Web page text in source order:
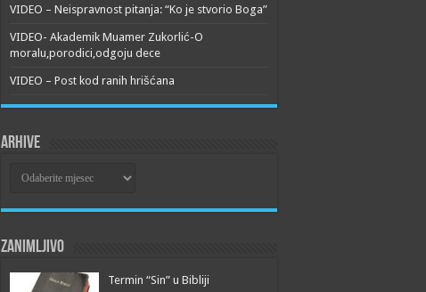
VIDEO – Neispravnost pitanja: “Ko je stvorio Boga”
VIDEO- Akademik Muamer Zukorlić-O
moralu,porodici,odgoju dece
VIDEO – Post kod ranih hrišćana
Arhive
Zanimljivo
Termin “Sin” u Bibliji